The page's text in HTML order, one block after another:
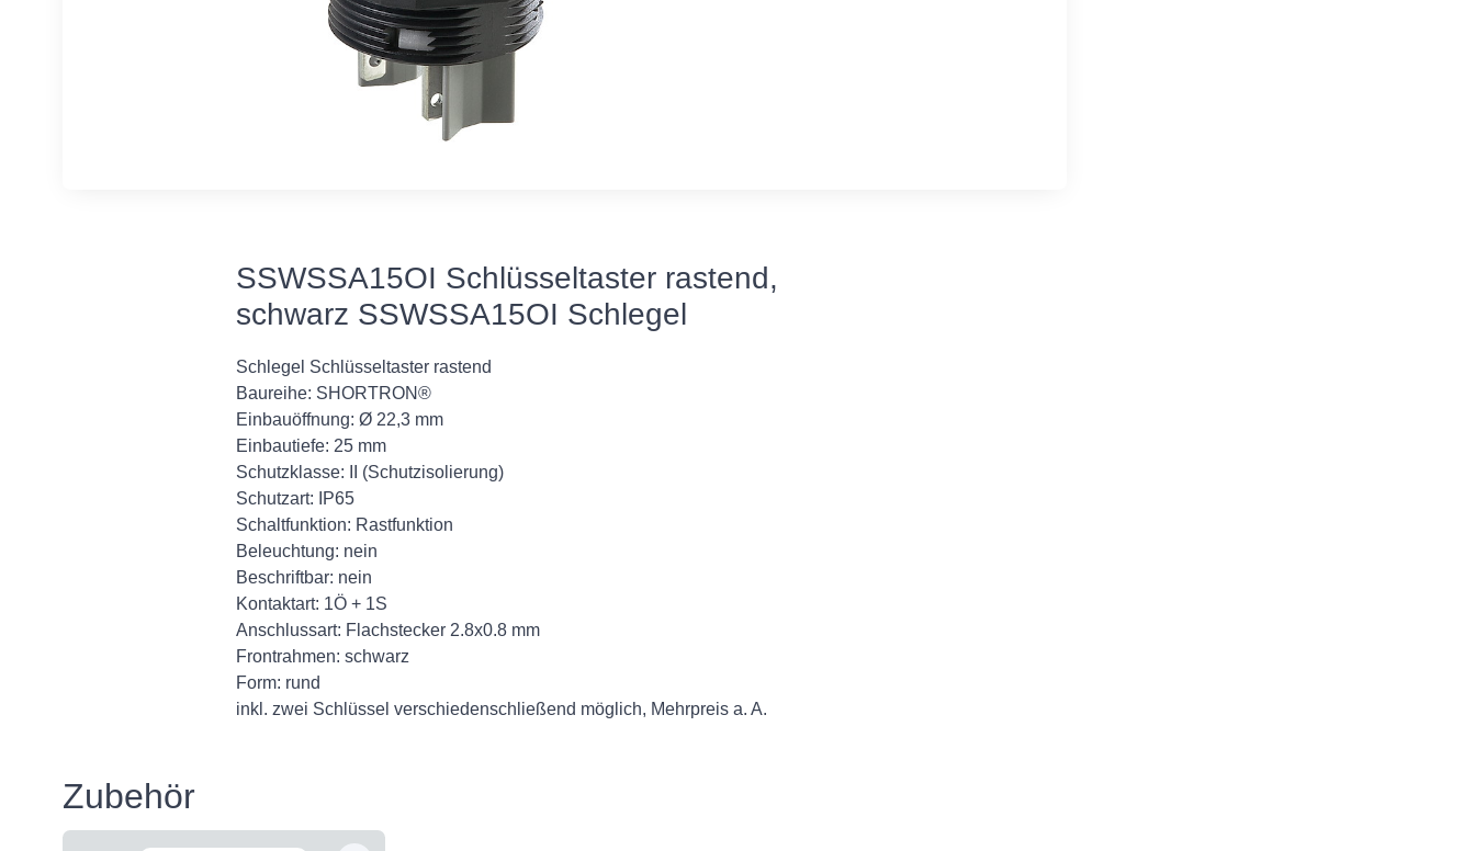
SSWSSA15OI Schlüsseltaster rastend,
schwarz SSWSSA15OI Schlegel
Schlegel Schlüsseltaster rastend
Baureihe: SHORTRON®
Einbauöffnung: Ø 22,3 mm
Einbautiefe: 25 mm
Schutzklasse: II (Schutzisolierung)
Schutzart: IP65
Schaltfunktion: Rastfunktion
Beleuchtung: nein
Beschriftbar: nein
Kontaktart: 1Ö + 1S
Anschlussart: Flachstecker 2.8x0.8 mm
Frontrahmen: schwarz
Form: rund
inkl. zwei Schlüssel verschiedenschließend möglich, Mehrpreis a. A.
Zubehör